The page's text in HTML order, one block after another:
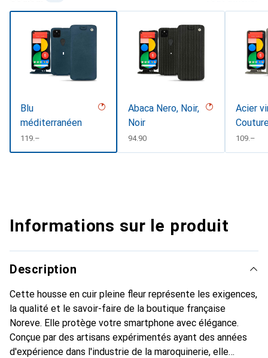
Blu
méditerranéen
CHF
119.–
Abaca Nero, Noir,
Noir
CHF
94.90
Acier
CHF
109.–
Informations sur le produit
Description
Cette housse en cuir pleine fleur représente les exigences,
la qualité et le savoir-faire de la boutique française
Noreve. Elle protège votre smartphone avec élégance.
Conçue par des artisans expérimentés ayant des années
d'expérience dans l'industrie de la maroquinerie, elle